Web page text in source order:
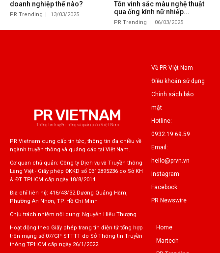
doanh nghiệp thế nào?
PR Trending 13/03/2025
Tôn vinh sắc màu nghệ thuật
qua ống kính nữ nhiếp...
PR Trending 06/03/2025
PR VIETNAM
Thông tin truyền thông và quảng cáo Việt Nam
PR Vietnam cung cấp tin tức, thông tin đa chiều về
ngành truyền thông và quảng cáo tại Việt Nam.
Cơ quan chủ quản: Công ty Dịch vụ và Truyền thông
Làng Việt - Giấy phép ĐKKD số 0312895236 do Sở KH
& ĐT TPHCM cấp ngày 18/8/2014.
Địa chỉ liên hệ: 416/43/32 Dương Quảng Hàm,
Phường An Nhơn, TP. Hồ Chí Minh
Chịu trách nhiệm nội dung: Nguyễn Hiếu Thượng
Hoạt động theo Giấy phép trang tin điện tử tổng hợp
trên mạng số 07/GP-STTTT do Sở Thông tin Truyền
thông TPHCM cấp ngày 26/1/2022.
Về PR Việt Nam
Điều khoản sử dụng
Chính sách bảo
mật
Hotline:
0932.19.69.59
Email:
hello@prvn.vn
Instagram
Facebook
PR Newswire
Home
Martech